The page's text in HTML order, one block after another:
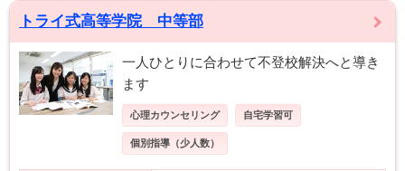
トライ式高等学院 中等部
一人ひとりに合わせて不登校解決へと導き
ます
心理カウンセリング 自宅学習可
個別指導（少人数）